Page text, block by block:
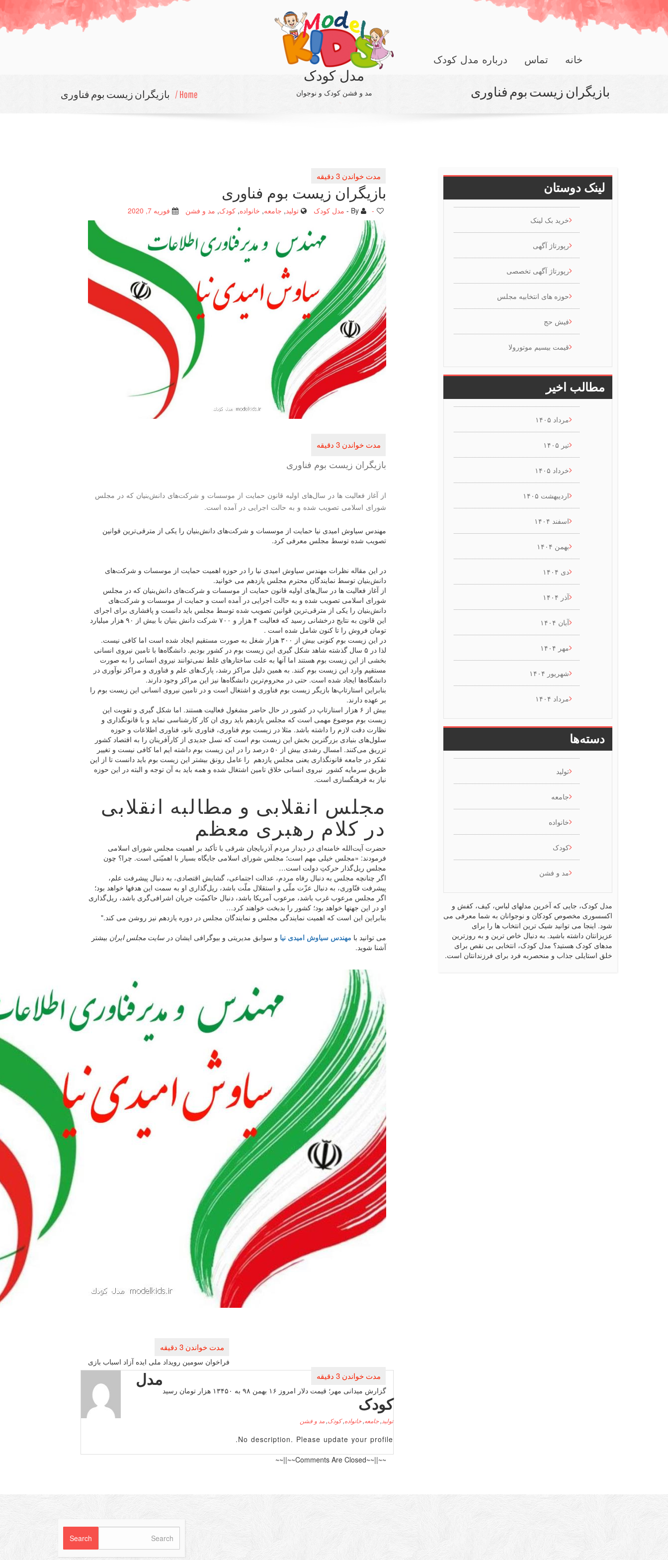
مدل کودک
مد و فشن کودک و نوجوان
خانه تماس درباره مدل کودک
Home / بازیگران زیست بوم فناوری بازیگران زیست بوم فناوری
بازیگران زیست بوم فناوری
مدل کودک تولید, جامعه, خانواده, کودک, مد و فشن فوریه 7, 2020 -
بازیگران زیست بوم فناوری
از آغاز فعالیت ها در سال‌های اولیه قانون حمایت از موسسات و شركت‌های دانش‌بنیان كه در مجلس
شورای اسلامی تصویب شده و به حالت اجرایی در آمده است.
مهندس سیاوش امیدی نیا حمایت از موسسات و شرکت‌های دانش‌بنیان را یکی از مترقی‌ترین قوانین
تصویب شده توسط مجلس معرفی کرد.
در این مقاله نظرات مهندس سیاوش امیدی نیا را در حوزه اهمیت حمایت از موسسات و شرکت‌های
دانش‌بنیان توسط نمایندگان محترم مجلس یازدهم می خوانید.
از آغاز فعالیت ها در سال‌های اولیه قانون حمایت از موسسات و شرکت‌های دانش‌بنیان که در مجلس
شورای اسلامی تصویب شده و به حالت اجرایی در آمده است و حمایت از موسسات و شرکت‌های
دانش‌بنیان را یکی از مترقی‌ترین قوانین تصویب شده توسط مجلس باید دانست و پافشاری برای اجرای
این قانون به نتایج درخشانی رسید که فعالیت ۴ هزار و ۷۰۰ شرکت دانش بنیان با بیش از ۹۰ هزار میلیارد
تومان فروش را تا کنون شامل شده است .
در این زیست بوم کنونی بیش از ۳۰۰ هزار شغل به صورت مستقیم ایجاد شده است اما کافی نیست.
لذا در ۵ سال گذشته شاهد شکل گیری این زیست بوم در کشور بودیم. دانشگاه‌ها با تامین نیروی انسانی
بخشی از این زیست بوم هستند اما آنها به علت ساختارهای غلط نمی‌توانند نیروی انسانی را به صورت
مستقیم وارد این زیست بوم کنند. به همین دلیل مراکز رشد، پارک‌های علم و فناوری و مراکز نوآوری در
دانشگاه‌ها ایجاد شده است. حتی در محروم‌ترین دانشگاه‌ها نیز این مراکز وجود دارند.
بنابراین استارتاپ‌ها بازیگر زیست بوم فناوری و اشتغال است و در تامین نیروی انسانی این زیست بوم را
بر عهده دارند.
بیش از ۶ هزار استارتاپ در کشور در حال حاضر مشغول فعالیت هستند. اما شکل گیری و تقویت این
زیست بوم موضوع مهمی است که مجلس یازدهم باید روی ان کار کارشناسی نماید و با قانونگذاری و
نظارت دقت لازم را داشته باشد. مثلا در زیست بوم فناوری، فناوری نانو، فناوری اطلاعات و حوزه
سلول‌های بنیادی بزرگترین بخش این زیست بوم است که نسل جدیدی از کارآفرینان را به اقتصاد کشور
تزریق می‌کنند. امسال رشدی بیش از ۵۰ درصد را در این زیست بوم داشته ایم اما کافی نیست و تغییر
تفکر در جامعه قانونگذاری یعنی مجلس یازدهم را عامل رونق بیشتر این زیست بوم باید دانست تا از این
طریق سرمایه کشور نیروی انسانی خلاق تامین اشتغال شده و همه باید به آن توجه و البته در این حوزه
نیاز به فرهنگسازی است.
مجلس انقلابی و مطالبه انقلابی
در کلام رهبری معظم
حضرت آیت‌الله خامنه‌ای در دیدار مردم آذربایجان شرقی با تأکید بر اهمیت مجلس شورای اسلامی
فرمودند: «مجلس خیلی مهم است؛ مجلس شورای اسلامی جایگاه بسیار با اهمیّتی است. چرا؟ چون
مجلس ریل‌گذار حرکتِ دولت است…
اگر چنانچه مجلس به دنبال رفاه مردم، عدالت اجتماعی، گشایش اقتصادی، به دنبال پیشرفت علم،
پیشرفت فنّاوری، به دنبال عزّت ملّی و استقلال ملّت باشد، ریل‌گذاری او به سمت این هدفها خواهد بود؛
اگر مجلس مرعوب غرب باشد، مرعوب آمریکا باشد، دنبال حاکمیّت جریان اشرافی‌گری باشد، ریل‌گذاری
او در این جهتها خواهد بود؛ کشور را بدبخت خواهند کرد…
بنابراین این است که اهمیت نمایندگی مجلس و نمایندگان مجلس در دوره یازدهم نیز روشن می کند."
می توانید با مهندس سیاوش امیدی نیا و سوابق مدیریتی و بیوگرافی ایشان در سایت مجلس ایران بیشتر
آشنا شوید.
فراخوان سومین رویداد ملی ایده آزاد اسباب بازی
گزارش میدانی مهر؛ قیمت دلار امروز ۱۶ بهمن ۹۸ به ۱۳۴۵۰ هزار تومان رسید
مدل
کودک
تولید ,جامعه,خانواده,کودک, مد و فشن
No description. Please update your profile.
~~||~~Comments Are Closed~~||~~
لینک دوستان
خرید بک لینک
رپورتاژ آگهی
رپورتاژ آگهی تخصصی
حوزه های انتخابیه مجلس
فیش حج
قیمت بیسیم موتورولا
مطالب اخیر
مرداد ۱۴۰۵
تیر ۱۴۰۵
خرداد ۱۴۰۵
اردیبهشت ۱۴۰۵
اسفند ۱۴۰۴
بهمن ۱۴۰۴
دی ۱۴۰۴
آذر ۱۴۰۴
آبان ۱۴۰۴
مهر ۱۴۰۴
شهریور ۱۴۰۴
مرداد ۱۴۰۴
دسته‌ها
تولید
جامعه
خانواده
کودک
مد و فشن
مدل کودک، جایی که آخرین مدلهای لباس، کیف، کفش و
اکسسوری مخصوص کودکان و نوجوانان به شما معرفی می
شود. اینجا می توانید شیک ترین انتخاب ها را برای
عزیزانتان داشته باشید. به دنبال خاص ترین و به روزترین
مدهای کودک هستید؟ مدل کودک، انتخابی بی نقص برای
خلق استایلی جذاب و منحصربه فرد برای فرزندانتان است.